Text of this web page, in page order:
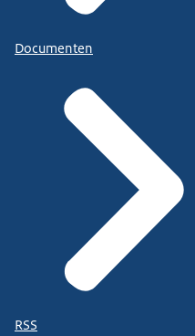
Documenten
RSS